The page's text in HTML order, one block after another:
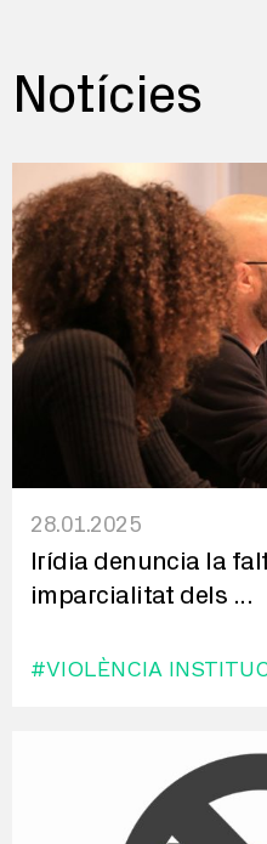
Notícies
28.01.2025
Irídia denuncia la
imparcialitat dels ...
#VIOLÈNCIA